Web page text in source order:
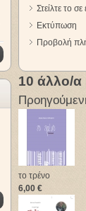
Στείλτε το
Εκτύπωση
Προβολή
10 άλλο/α
το τρένο
6,00 €